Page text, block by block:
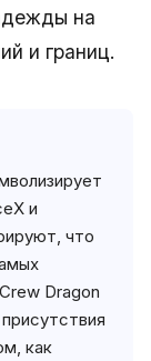
на
и границ.
и
что
Dragon
как